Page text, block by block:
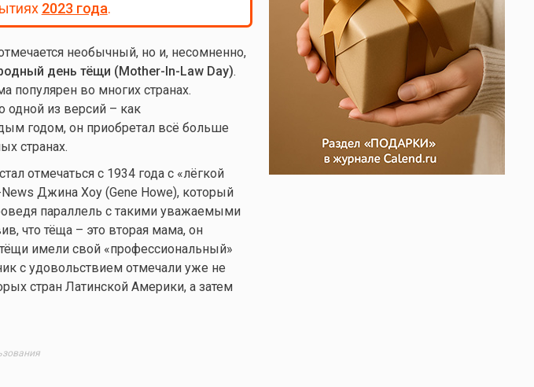
2023 года.
необычный, но и, несомненно,
день тёщи (Mother-In-Law Day).
популярен во многих странах.
одной из версий – как
годом, он приобретал всё больше
странах.
отмечаться с 1934 года с «лёгкой
News Джина Хоу (Gene Howe), который
параллель с такими уважаемыми
что тёща – это вторая мама, он
имели свой «профессиональный»
с удовольствием отмечали уже не
стран Латинской Америки, а затем